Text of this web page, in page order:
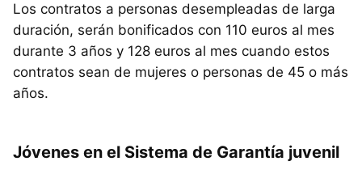
Los contratos a personas desempleadas de larga
duración, serán bonificados con 110 euros al mes
durante 3 años y 128 euros al mes cuando estos
contratos sean de mujeres o personas de 45 o más
años.
Jóvenes en el Sistema de Garantía juvenil